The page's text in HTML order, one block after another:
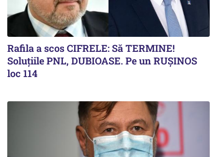
Rafila a scos CIFRELE: Să TERMINE!
Soluțiile PNL, DUBIOASE. Pe un RUȘINOS
loc 114